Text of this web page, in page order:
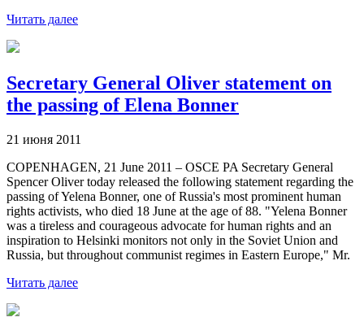
Читать далее
Secretary General Oliver statement on
the passing of Elena Bonner
21 июня 2011
COPENHAGEN, 21 June 2011 – OSCE PA Secretary General
Spencer Oliver today released the following statement regarding the
passing of Yelena Bonner, one of Russia's most prominent human
rights activists, who died 18 June at the age of 88. "Yelena Bonner
was a tireless and courageous advocate for human rights and an
inspiration to Helsinki monitors not only in the Soviet Union and
Russia, but throughout communist regimes in Eastern Europe," Mr.
Читать далее